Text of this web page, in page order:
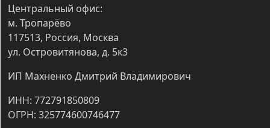
Центральный офис:
м. Тропарёво
117513, Россия, Москва
ул. Островитянова, д. 5к3
ИП Махненко Дмитрий Владимирович
ИНН: 772791850809
ОГРН: 325774600746477